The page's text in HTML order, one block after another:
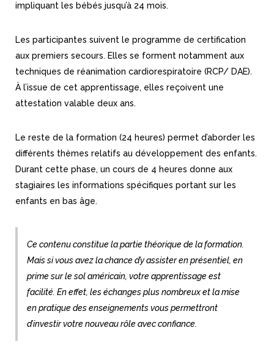
impliquant les bébés jusqu’à 24 mois.
Les participantes suivent le programme de certification
aux premiers secours. Elles se forment notamment aux
techniques de réanimation cardiorespiratoire (RCP/ DAE).
À l’issue de cet apprentissage, elles reçoivent une
attestation valable deux ans.
Le reste de la formation (24 heures) permet d’aborder les
différents thèmes relatifs au développement des enfants.
Durant cette phase, un cours de 4 heures donne aux
stagiaires les informations spécifiques portant sur les
enfants en bas âge.
Ce contenu constitue la partie théorique de la formation.
Mais si vous avez la chance d’y assister en présentiel, en
prime sur le sol américain, votre apprentissage est
facilité. En effet, les échanges plus nombreux et la mise
en pratique des enseignements vous permettront
d’investir votre nouveau rôle avec confiance.